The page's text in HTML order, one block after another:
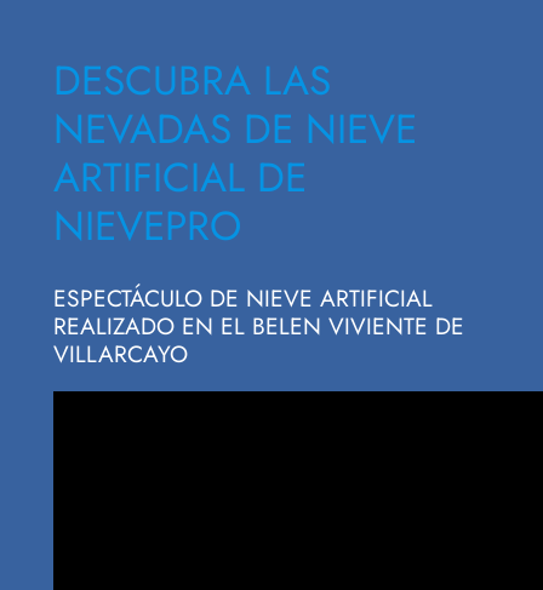
DESCUBRA LAS
NEVADAS DE NIEVE
ARTIFICIAL DE
NIEVEPRO
ESPECTÁCULO DE NIEVE ARTIFICIAL
REALIZADO EN EL BELEN VIVIENTE DE
VILLARCAYO